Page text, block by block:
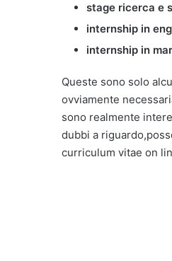
stage ricerca e
internship in
internship in
Queste sono solo
ovviamente
sono realmente
dubbi a
curriculum vitae on